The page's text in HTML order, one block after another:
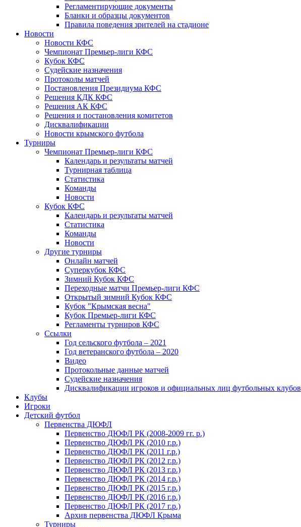
Регламентирующие документы
Бланки и образцы документов
Правила поведения зрителей на стадионе
Новости
Новости КФС
Чемпионат Премьер-лиги КФС
Кубок КФС
Судейские назначения
Протоколы матчей
Постановления Президиума КФС
Решения КДК КФС
Решения АК КФС
Решения и постановления комитетов
Дисквалификации
Новости крымского футбола
Турниры
Чемпионат Премьер-лиги КФС
Календарь и результаты матчей
Турнирная таблица
Статистика
Команды
Новости
Кубок КФС
Календарь и результаты матчей
Статистика
Команды
Новости
Другие турниры
Онлайн матчей
Суперкубок КФС
Зимний Кубок КФС
Переходные матчи Премьер-лиги КФС
Открытый зимний Кубок КФС
Кубок "Крымская весна"
Кубок Премьер-лиги КФС
Регламенты турниров КФС
Ссылки
Год сельского футбола – 2021
Год ветеранского футбола – 2020
Видео
Протокольные данные матчей
Судейские назначения
Дисквалификации игроков и официальных лиц футбольных клубов
Клубы
Игроки
Детский футбол
Первенства ДЮФЛ
Первенство ДЮФЛ РК (2008-2009 гг. р.)
Первенство ДЮФЛ РК (2010 г.р.)
Первенство ДЮФЛ РК (2011 г.р.)
Первенство ДЮФЛ РК (2012 г.р.)
Первенство ДЮФЛ РК (2013 г.р.)
Первенство ДЮФЛ РК (2014 г.р.)
Первенство ДЮФЛ РК (2015 г.р.)
Первенство ДЮФЛ РК (2016 г.р.)
Первенство ДЮФЛ РК (2017 г.р.)
Архив первенства ДЮФЛ Крыма
Турниры